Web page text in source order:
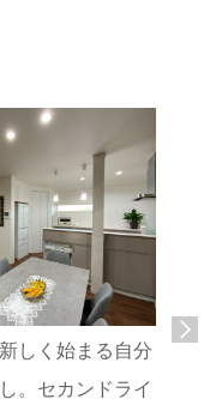
しく始まる自分
。セカンドライ